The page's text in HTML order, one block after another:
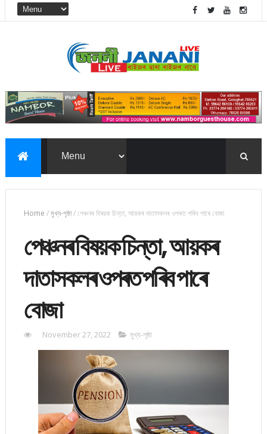
Home /মুখ্য-পৃষ্ঠা/পেঞ্চনৰ বিষয়ক চিন্তা, আয়কৰ দাতাসকলৰ ওপৰত পৰিব পাৰে বোজা
পেঞ্চনৰ বিষয়ক চিন্তা, আয়কৰ
দাতাসকলৰ ওপৰত পৰিব পাৰে
বোজা
November 27, 2022 মুখ্য-পৃষ্ঠা